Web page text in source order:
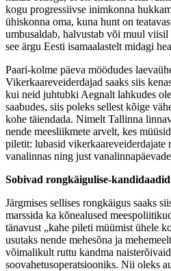
kogu progressiivse inimkonna
ühiskonna oma, kuna hunt on
umbusaldab, halvustab või muul viisil
see ärgu Eesti isamaalastelt midagi
Paari-kolme päeva möödudes
Vikerkaareveiderdajad saaks siis
kui neid juhtubki Aegnalt lahkudes
saabudes, siis poleks sellest kõige
kohe täiendada. Nimelt Tallinna
nende meesliikmete arvelt, kes
piletit: lubasid vikerkaareveiderdajate
vanalinnas ning just
Sobivad rongkäigulise-
Järgmises sellises rongkäigus saaks
marssida ka kõnealused
tänavust „kahe pileti müümist ühele
usutaks nende mehesõna ja
võimalikult ruttu kandma
soovahetusoperatsiooniks. Nii oleks